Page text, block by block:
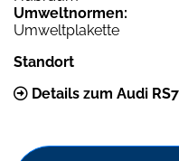
Umweltnormen:
Umweltplakette
Standort
Details zum Audi